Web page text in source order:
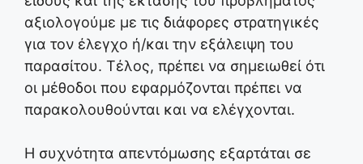
αξιολογούμε με τις διάφορες στρατηγικές
για τον έλεγχο ή/και την εξάλειψη του
παρασίτου. Τέλος, πρέπει να σημειωθεί ότι
οι μέθοδοι που εφαρμόζονται πρέπει να
παρακολουθούνται και να ελέγχονται.
Η συχνότητα απεντόμωσης εξαρτάται σε